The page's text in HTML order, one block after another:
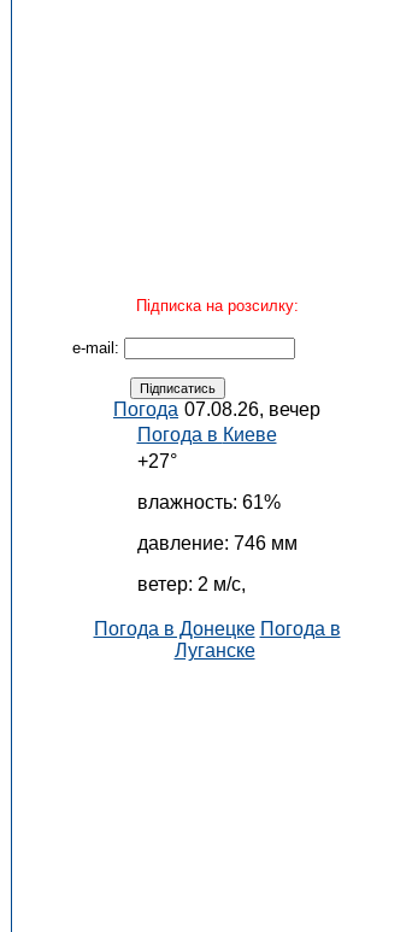
Підписка на розсилку:
e-mail:
Погода 07.08.26, вечер
Погода в Киеве
+27°
влажность: 61%
давление: 746 мм
ветер: 2 м/с,
Погода в Донецке Погода в
Луганске